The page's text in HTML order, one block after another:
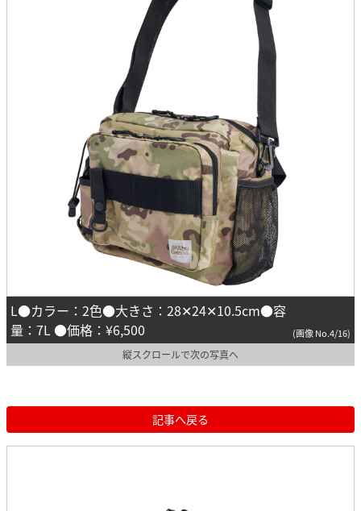
L●カラー：2色●大きさ：28✕24✕10.5cm●容
量：7L ●価格：¥6,500
(画像 No.4/16)
縦スクロールで次の写真へ
記事へ戻る